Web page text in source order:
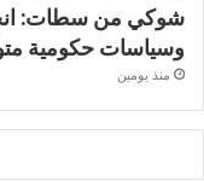
شوكي من سطات:
وسياسات حكومية
منذ يومين